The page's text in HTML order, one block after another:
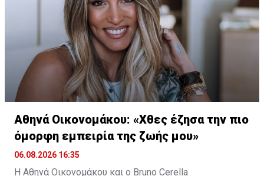
Αθηνά Οικονομάκου: «Χθες έζησα την πιο
όμορφη εμπειρία της ζωής μου»
06.08.2026 16:35
Η Αθηνά Οικονομάκου και ο Bruno Cerella